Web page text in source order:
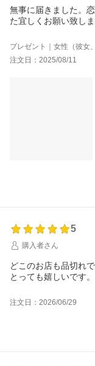
無事に届きました。
た宜しくお願い致しま
プレゼント｜女性（彼女
注文日：2025/08/11
5
購入者さん
どこのお店も品切れ
とっても嬉しいです。
注文日：2026/06/29